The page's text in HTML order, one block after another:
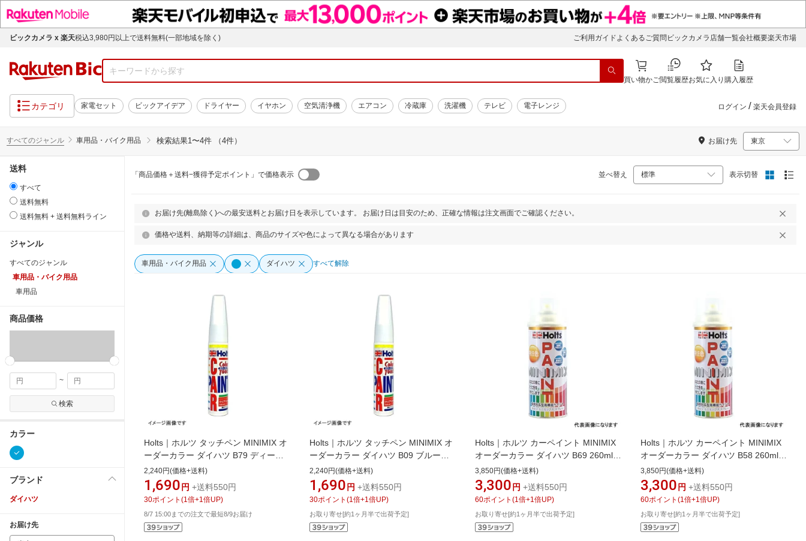
ビックカメラ x 楽天税込3,980円以上で送料無料(一部地域を除く) ご利用ガイド よくあるご質問 ビックカメラ店舗一覧会社概要楽天市場
買い物かご閲覧履歴お気に入り 購入履歴
カテゴリ 家電セット ビックアイデア ドライヤー イヤホン 空気清浄機 エアコン 冷蔵庫 洗濯機 テレビ 電子レンジ ログイン / 楽天会員登録
すべてのジャンル 車用品・バイク用品 検索結果1〜4件 （4件） お届け先
送料
すべて
送料無料
送料無料 + 送料無料ライン
ジャンル
すべてのジャンル
車用品・バイク用品
車用品
商品価格
~
検索
カラー
ブランド
ダイハツ
お届け先
「商品価格＋送料−獲得予定ポイント」で価格表示 並べ替え 表示切替
お届け先(離島除く)への最安送料とお届け日を表示しています。 お届け日は目安のため、正確な情報は注文画面でご確認ください。
価格や送料、納期等の詳細は、商品のサイズや色によって異なる場合があります
車用品・バイク用品 ダイハツ すべて解除
Holts｜ホルツ タッチペン MINIMIX オ
ーダーカラー ダイハツ B79 ディープ
ブルークリスタルマイカ MMX54177
2,240円(価格+送料)
1,690 円 +送料550円
30ポイント (1 倍+1 倍UP)
8/7 15:00までの注文で最短8/9お届け
Holts｜ホルツ タッチペン MINIMIX オ
ーダーカラー ダイハツ B09 ブルー
MMX54132
2,240円(価格+送料)
1,690 円 +送料550円
30ポイント (1 倍+1 倍UP)
お取り寄せ[約1ヶ月半で出荷予定]
Holts｜ホルツ カーペイント MINIMIX
オーダーカラー ダイハツ B69 260ml
ミストブルーマイカM MMX04172
3,850円(価格+送料)
3,300 円 +送料550円
60ポイント (1 倍+1 倍UP)
お取り寄せ[約1ヶ月半で出荷予定]
Holts｜ホルツ カーペイント MINIMIX
オーダーカラー ダイハツ B58 260ml
ブルーマイカM MMX04163
3,850円(価格+送料)
3,300 円 +送料550円
60ポイント (1 倍+1 倍UP)
お取り寄せ[約1ヶ月半で出荷予定]